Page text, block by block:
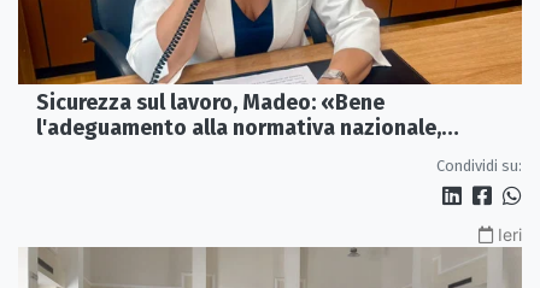
Sicurezza sul lavoro, Madeo: «Bene
l'adeguamento alla normativa nazionale,
Condividi su:
Ieri